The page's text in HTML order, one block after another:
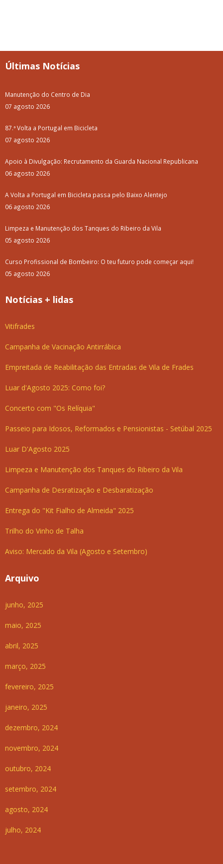
Últimas Notícias
Manutenção do Centro de Dia
07 agosto 2026
87.ª Volta a Portugal em Bicicleta
07 agosto 2026
Apoio à Divulgação: Recrutamento da Guarda Nacional Republicana
06 agosto 2026
A Volta a Portugal em Bicicleta passa pelo Baixo Alentejo
06 agosto 2026
Limpeza e Manutenção dos Tanques do Ribeiro da Vila
05 agosto 2026
Curso Profissional de Bombeiro: O teu futuro pode começar aqui!
05 agosto 2026
Notícias + lidas
Vitifrades
Campanha de Vacinação Antirrábica
Empreitada de Reabilitação das Entradas de Vila de Frades
Luar d'Agosto 2025: Como foi?
Concerto com "Os Relíquia"
Passeio para Idosos, Reformados e Pensionistas - Setúbal 2025
Luar D'Agosto 2025
Limpeza e Manutenção dos Tanques do Ribeiro da Vila
Campanha de Desratização e Desbaratização
Entrega do "Kit Fialho de Almeida" 2025
Trilho do Vinho de Talha
Aviso: Mercado da Vila (Agosto e Setembro)
Arquivo
junho, 2025
maio, 2025
abril, 2025
março, 2025
fevereiro, 2025
janeiro, 2025
dezembro, 2024
novembro, 2024
outubro, 2024
setembro, 2024
agosto, 2024
julho, 2024